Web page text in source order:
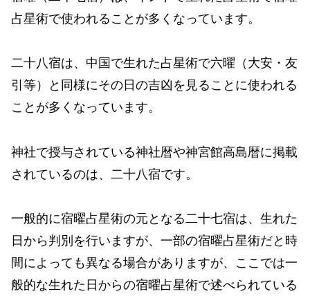
占星術で使われることが多くなっています。
二十八宿は、中国で生れた占星術で六曜（大安・友
引等）と同様にその日の吉凶を見ることに使われる
ことが多くなっています。
神社で授与されている神社暦や神宮館高島暦に掲載
されているのは、二十八宿です。
一般的に宿曜占星術の元となる二十七宿は、生れた
日から判別を行いますが、一部の宿曜占星術だと時
間によっても異なる場合がありますが、ここでは一
般的な生れた日からの宿曜占星術で述べられている